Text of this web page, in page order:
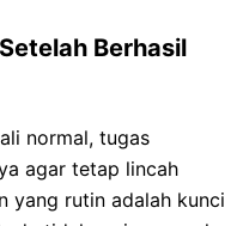
Berhasil
normal, tugas
agar tetap lincah
yang rutin adalah kunci